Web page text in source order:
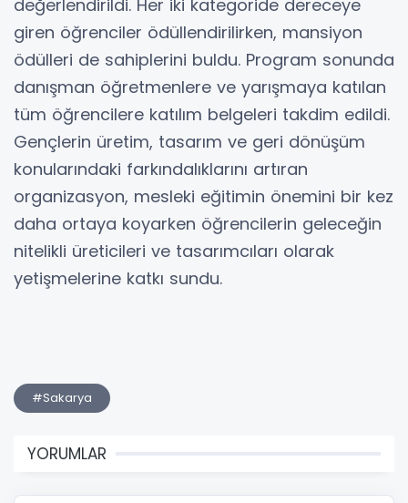
değerlendirildi. Her iki kategoride dereceye
giren öğrenciler ödüllendirilirken, mansiyon
ödülleri de sahiplerini buldu. Program sonunda
danışman öğretmenlere ve yarışmaya katılan
tüm öğrencilere katılım belgeleri takdim edildi.
Gençlerin üretim, tasarım ve geri dönüşüm
konularındaki farkındalıklarını artıran
organizasyon, mesleki eğitimin önemini bir kez
daha ortaya koyarken öğrencilerin geleceğin
nitelikli üreticileri ve tasarımcıları olarak
yetişmelerine katkı sundu.
#Sakarya
YORUMLAR